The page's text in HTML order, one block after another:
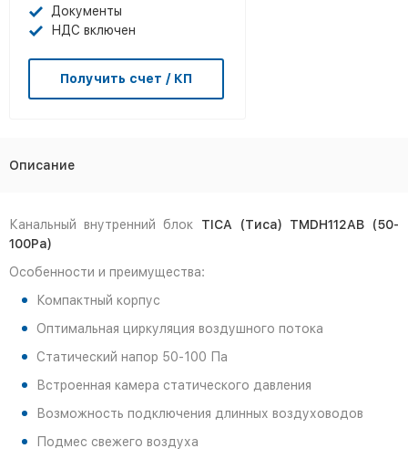
Документы
НДС включен
Получить счет / КП
Описание
Канальный внутренний блок TICA (Тиса) TMDH112AB (50-
100Ра)
Особенности и преимущества:
Компактный корпус
Оптимальная циркуляция воздушного потока
Статический напор 50-100 Па
Встроенная камера статического давления
Возможность подключения длинных воздуховодов
Подмес свежего воздуха